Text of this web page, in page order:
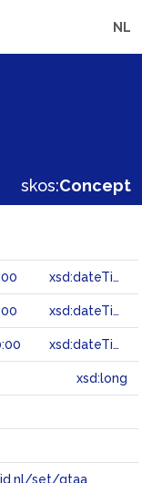
NL
skos:Concept
xsd:dateTime
xsd:dateTime
xsd:dateTime
xsd:long
set/gtaa